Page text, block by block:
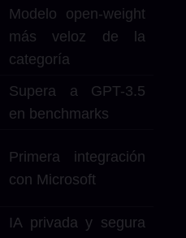
Modelo open-weight
más veloz de la
categoría
Supera a GPT-3.5
en benchmarks
Primera integración
con Microsoft
IA privada y segura